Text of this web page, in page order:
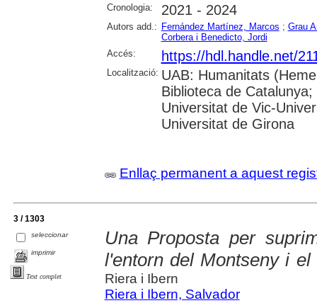
Cronologia: 2021 - 2024
Autors add.: Fernández Martínez, Marcos ; Grau
Corbera i Benedicto, Jordi
Accés:
https://hdl.handle.net/
Localització: UAB: Humanitats
Biblioteca de
Universitat de Vic-
Universitat de Girona
Enllaç permanent a aquest
3 / 1303
seleccionar
imprimir
Text complet
Una Proposta per
l'entorn del Montseny i el
Riera i Ibern
Riera i Ibern, Salvador